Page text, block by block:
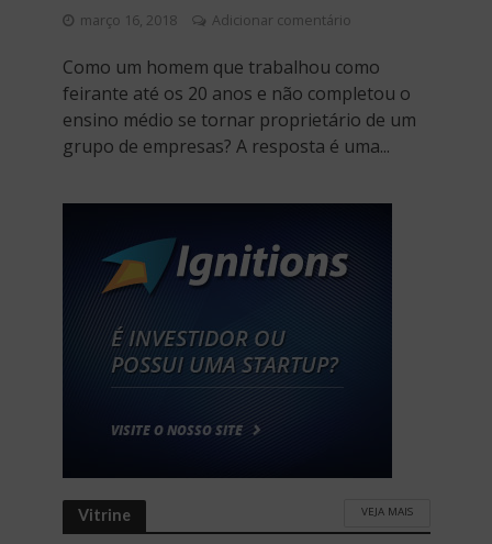
março 16, 2018 Adicionar comentário
Como um homem que trabalhou como
feirante até os 20 anos e não completou o
ensino médio se tornar proprietário de um
grupo de empresas? A resposta é uma...
Vitrine VEJA MAIS